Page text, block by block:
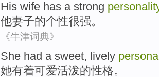
His wife has a strong
他妻子的个性很强。
《牛津词典》
She had a sweet, lively
她有着可爱活泼的性格。